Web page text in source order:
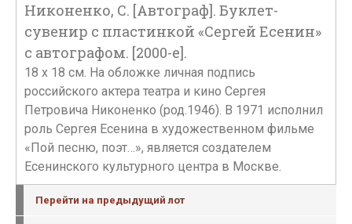
Никоненко, С. [Автограф]. Буклет-
сувенир с пластинкой «Сергей Есенин»
с автографом. [2000-е].
18 x 18 см. На обложке личная подпись
российского актера театра и кино Сергея
Петровича Никоненко (род.1946). В 1971 исполнил
роль Сергея Есенина в художественном фильме
«Пой песню, поэт…», является создателем
Есенинского культурного центра в Москве.
Перейти на предыдущий лот